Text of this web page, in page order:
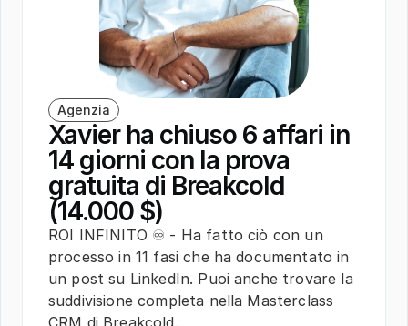
Agenzia
Xavier ha chiuso 6 affari in
14 giorni con la prova
gratuita di Breakcold
(14.000 $)
ROI INFINITO ♾️ - Ha fatto ciò con un
processo in 11 fasi che ha documentato in
un post su LinkedIn. Puoi anche trovare la
suddivisione completa nella Masterclass
CRM di Breakcold.